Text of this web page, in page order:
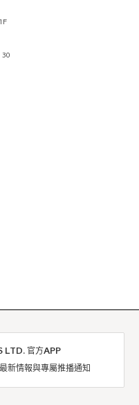
30
LTD. 官方APP
新情報與專屬推播通知